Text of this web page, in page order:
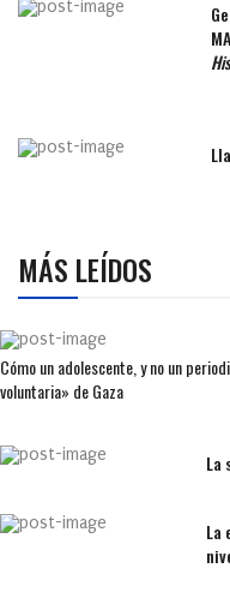
MÁS LEÍDOS
Cómo un adolescente, y no un
voluntaria» de Gaza
La
La